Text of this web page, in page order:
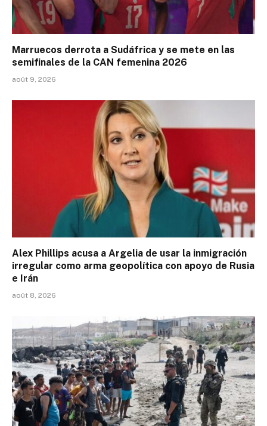
Marruecos derrota a Sudáfrica y se mete en las
semifinales de la CAN femenina 2026
août 9, 2026
Alex Phillips acusa a Argelia de usar la inmigración
irregular como arma geopolítica con apoyo de Rusia
e Irán
août 8, 2026